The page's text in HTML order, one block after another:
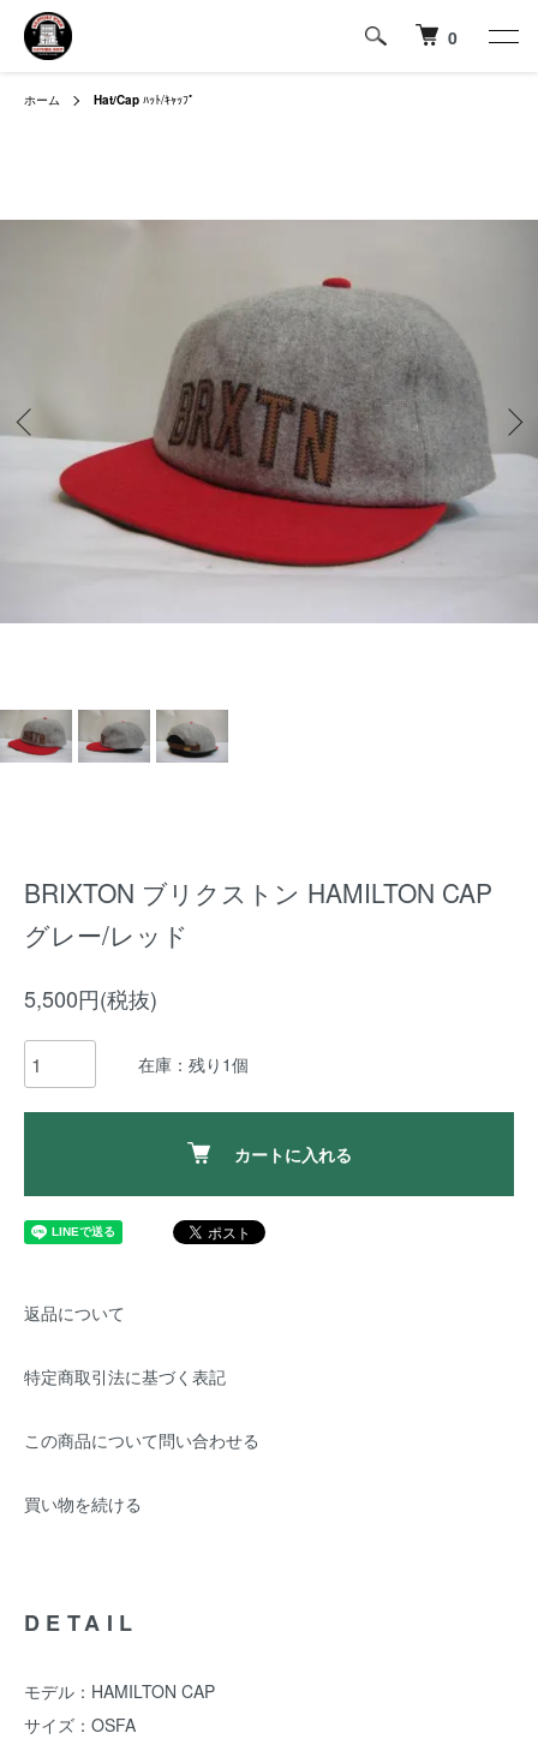
0
ホーム Hat/Cap ﾊｯﾄ/ｷｬｯﾌﾟ
BRIXTON ブリクストン HAMILTON CAP
グレー/レッド
5,500円(税抜)
在庫：残り1個
カートに入れる
返品について
特定商取引法に基づく表記
この商品について問い合わせる
買い物を続ける
DETAIL
モデル：HAMILTON CAP
サイズ：OSFA